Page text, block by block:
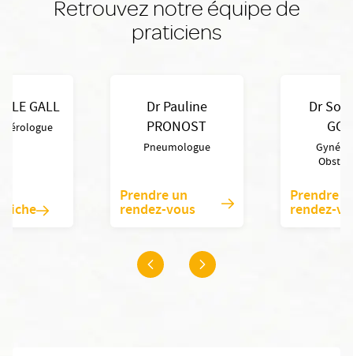
Retrouvez notre équipe de
praticiens
Dr Pauline
PRONOST
Pneumologue
Prendre un
rendez-vous
Dr
Prendre
rendez-
LE GALL
fiche